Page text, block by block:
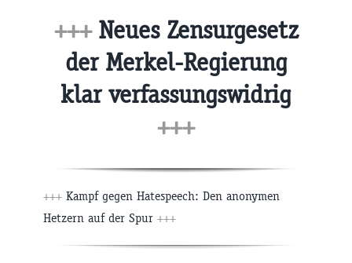
+++Neues Zensurgesetz
der Merkel-Regierung
klar verfassungswidrig
+++
+++ Kampf gegen Hatespeech: Den anonymen
Hetzern auf der Spur +++